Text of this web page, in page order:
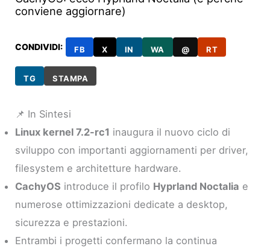
conviene aggiornare)
CONDIVIDI: FB X IN WA @ RT
TG STAMPA
📌 In Sintesi
Linux kernel 7.2-rc1 inaugura il nuovo ciclo di
sviluppo con importanti aggiornamenti per driver,
filesystem e architetture hardware.
CachyOS introduce il profilo Hyprland Noctalia e
numerose ottimizzazioni dedicate a desktop,
sicurezza e prestazioni.
Entrambi i progetti confermano la continua